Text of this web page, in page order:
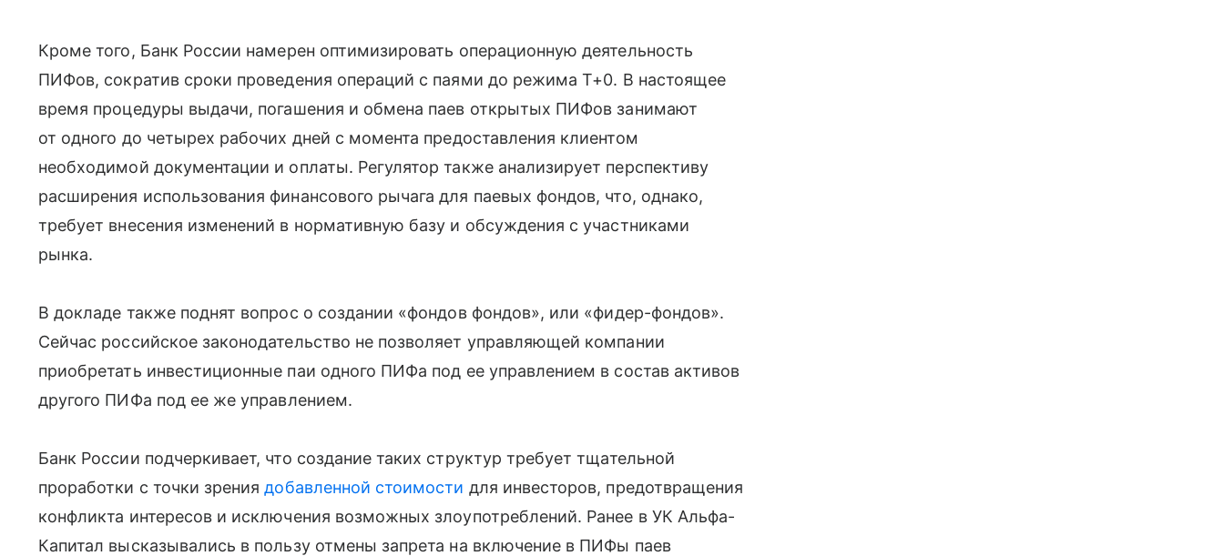
Кроме того, Банк России намерен оптимизировать операционную деятельность
ПИФов, сократив сроки проведения операций с паями до режима Т+0. В настоящее
время процедуры выдачи, погашения и обмена паев открытых ПИФов занимают
от одного до четырех рабочих дней с момента предоставления клиентом
необходимой документации и оплаты. Регулятор также анализирует перспективу
расширения использования финансового рычага для паевых фондов, что, однако,
требует внесения изменений в нормативную базу и обсуждения с участниками
рынка.
В докладе также поднят вопрос о создании «фондов фондов», или «фидер-фондов».
Сейчас российское законодательство не позволяет управляющей компании
приобретать инвестиционные паи одного ПИФа под ее управлением в состав активов
другого ПИФа под ее же управлением.
Банк России подчеркивает, что создание таких структур требует тщательной
проработки с точки зрениядобавленной стоимости для инвесторов, предотвращения
конфликта интересов и исключения возможных злоупотреблений. Ранее в УК Альфа-
Капитал высказывались в пользу отмены запрета на включение в ПИФы паев